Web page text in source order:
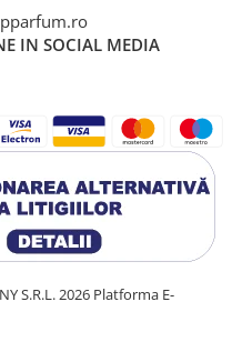
IN SOCIAL MEDIA
S.R.L. 2026 Platforma E-